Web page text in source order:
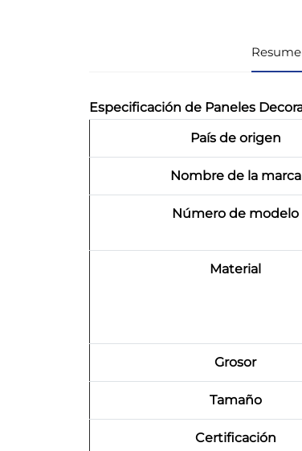
Especificación de Paneles
País de origen
Nombre de la marca
Número de modelo
Material
Grosor
Tamaño
Certificación